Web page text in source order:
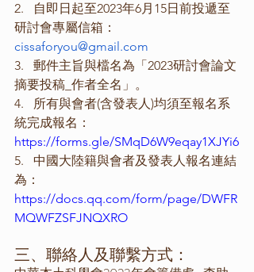
2.   自即日起至2023年6月15日前投遞至
研討會專屬信箱：
cissaforyou@gmail.com
3.   郵件主旨與檔名為「2023研討會論文
摘要投稿_作者全名」。
4.   所有與會者(含發表人)均須至報名系
統完成報名：
https://forms.gle/SMqD6W9eqay1XJYi6
5.   中國大陸籍與會者及發表人報名連結
為：
https://docs.qq.com/form/page/DWFR
MQWFZSFJNQXRO
三、聯絡人及聯繫方式：